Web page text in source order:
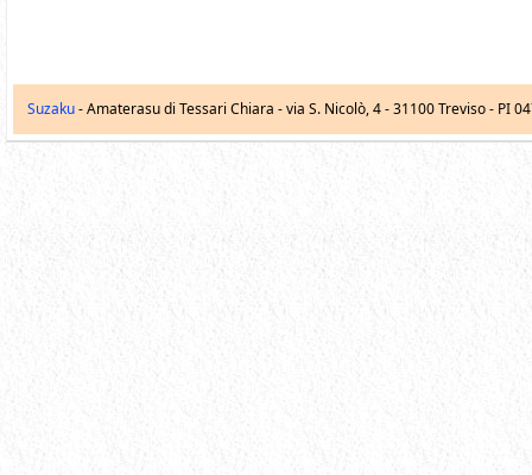
Suzaku- Amaterasu di Tessari Chiara -via S. Nicolò, 4-31100 Treviso - PI